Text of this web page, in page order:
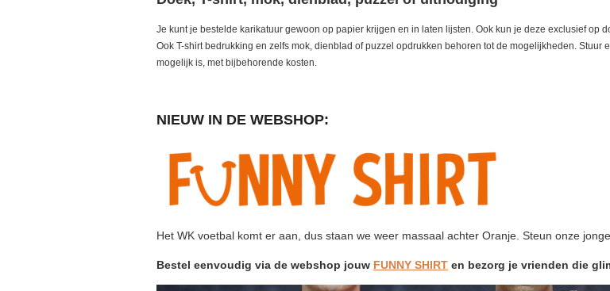
Je kunt je bestelde karikatuur gewoon op papier krijgen en in laten lijsten. Ook kun je deze exclusief op
Ook T-shirt bedrukking en zelfs mok, dienblad of puzzel opdrukken behoren tot de mogelijkheden. Stuur
mogelijk is, met bijbehorende kosten.
NIEUW IN DE WEBSHOP:
Het WK voetbal komt er aan, dus staan we weer massaal achter Oranje. Steun onze
Bestel eenvoudig via de webshop jouw FUNNY SHIRT en bezorg je vrienden die